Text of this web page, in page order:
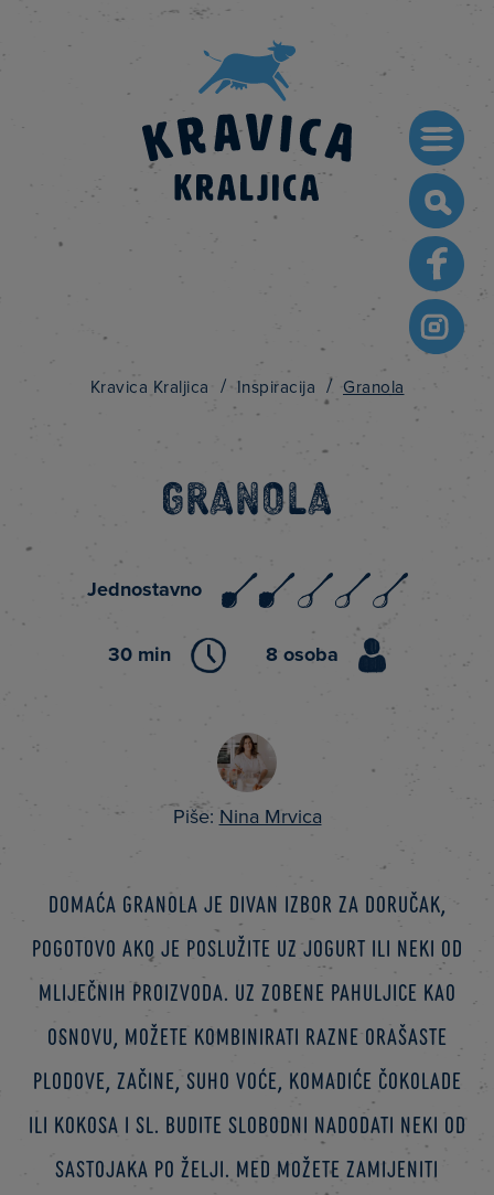
for:
Kravica Kraljica / Inspiracija / Granola
Granola
Jednostavno
30 min 8 osoba
Piše: Nina Mrvica
Domaća granola je divan izbor za doručak,
pogotovo ako je poslužite uz jogurt ili neki od
mliječnih proizvoda. Uz zobene pahuljice kao
osnovu, možete kombinirati razne orašaste
plodove, začine, suho voće, komadiće čokolade
ili kokosa i sl. Budite slobodni nadodati neki od
sastojaka po želji. Med možete zamijeniti